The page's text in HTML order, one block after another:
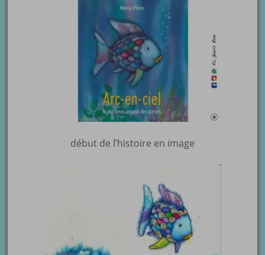
début de l’histoire en image